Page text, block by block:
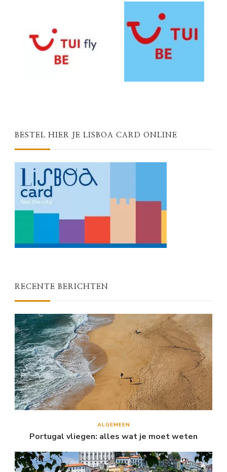
BESTEL HIER JE LISBOA CARD ONLINE
RECENTE BERICHTEN
ALGEMEEN
Portugal vliegen: alles wat je moet weten